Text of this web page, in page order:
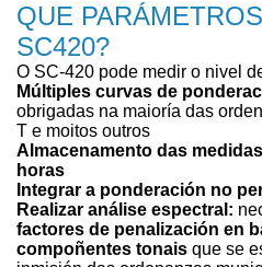
QUE
SC420?
O SC-420 pode medir o nivel
Múltiples curvas de
obrigadas na maioría das
T e moitos outros
Almacenamento das
horas
Integrar a ponderación no
Realizar análise espectral:
factores de penalización en
compoñentes tonais que se